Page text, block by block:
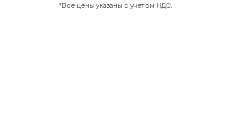
*Все цены указаны с учетом НДС.